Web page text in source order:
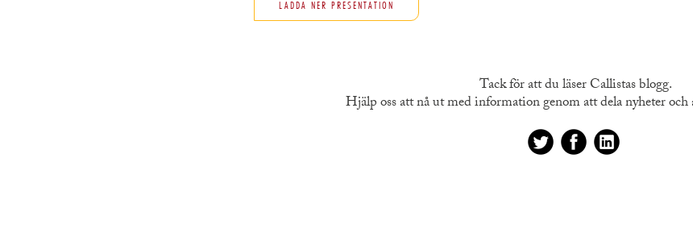
LADDA NER PRESENTATION
Tack för att du läser Callistas blogg.
Hjälp oss att nå ut med information genom att dela nyheter